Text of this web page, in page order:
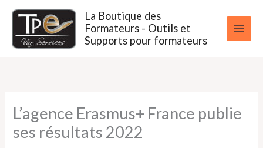
contenu
La Boutique des
Formateurs - Outils et
Supports pour formateurs
L’agence Erasmus+ France publie
ses résultats 2022